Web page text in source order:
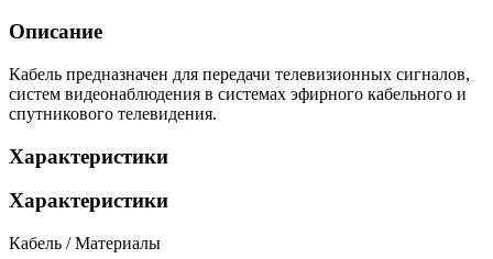
Описание
Кабель предназначен для передачи телевизионных сигналов,
систем видеонаблюдения в системах эфирного кабельного и
спутникового телевидения.
Характеристики
Характеристики
Кабель / Материалы